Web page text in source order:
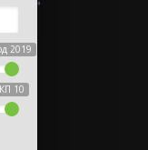
2019
КП 10